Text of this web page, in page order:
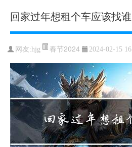
回家过年想租个车应该找谁
网友:hjg 春节2024 2024-02-15